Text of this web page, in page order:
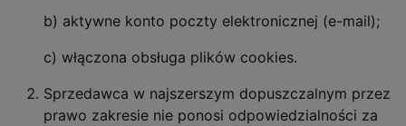
b) aktywne konto poczty elektronicznej (e-mail);
c) włączona obsługa plików cookies.
Sprzedawca w najszerszym dopuszczalnym przez
prawo zakresie nie ponosi odpowiedzialności za